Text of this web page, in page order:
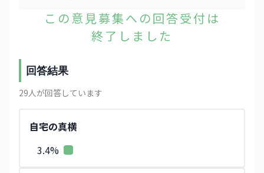
この意見募集への回答受付は
終了しました
回答結果
29人が回答しています
自宅の真横
3.4%